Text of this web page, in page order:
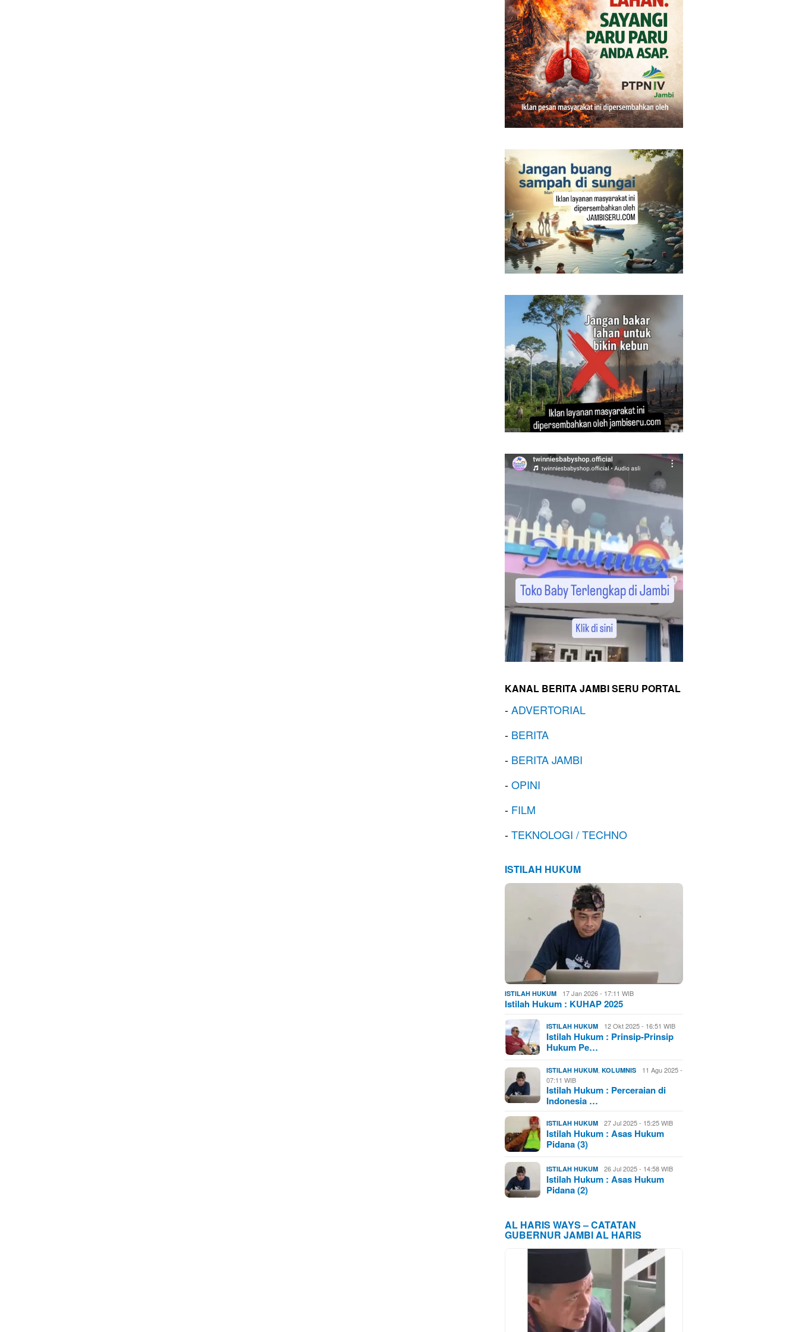
KANAL BERITA JAMBI SERU PORTAL
-ADVERTORIAL
- BERITA
- BERITA JAMBI
-OPINI
- FILM
-TEKNOLOGI / TECHNO
ISTILAH HUKUM
ISTILAH HUKUM 17 Jan 2026 - 17:11 WIB
Istilah Hukum : KUHAP 2025
ISTILAH HUKUM 12 Okt 2025 - 16:51 WIB
Istilah Hukum : Prinsip-Prinsip
Hukum Pe…
ISTILAH HUKUM ,KOLUMNIS
11 Agu 2025 -
07:11 WIB
Istilah Hukum : Perceraian di
Indonesia …
ISTILAH HUKUM 27 Jul 2025 - 15:25 WIB
Istilah Hukum : Asas Hukum
Pidana (3)
ISTILAH HUKUM 26 Jul 2025 - 14:58 WIB
Istilah Hukum : Asas Hukum
Pidana (2)
AL HARIS WAYS – CATATAN
GUBERNUR JAMBI AL HARIS